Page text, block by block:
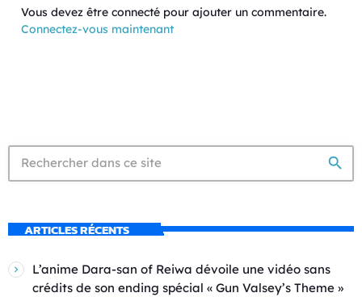
Vous devez être connecté pour ajouter un commentaire.
Connectez-vous maintenant
search
ARTICLES RÉCENTS
L’anime Dara-san of Reiwa dévoile une vidéo sans
crédits de son ending spécial « Gun Valsey’s Theme »